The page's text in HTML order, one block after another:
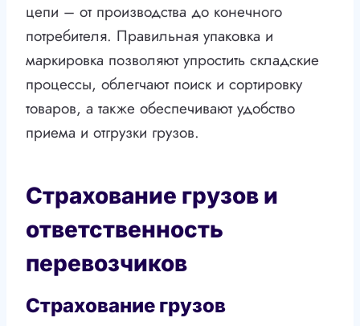
цепи – от производства до конечного
потребителя. Правильная упаковка и
маркировка позволяют упростить складские
процессы, облегчают поиск и сортировку
товаров, а также обеспечивают удобство
приема и отгрузки грузов.
Страхование грузов и
ответственность
перевозчиков
Страхование грузов